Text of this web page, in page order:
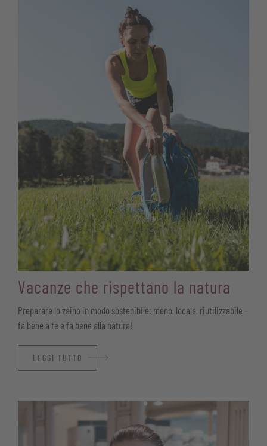
Vacanze che rispettano la natura
Preparare lo zaino in modo sostenibile: meno, locale, riutilizzabile –
fa bene a te e fa bene alla natura!
LEGGI TUTTO